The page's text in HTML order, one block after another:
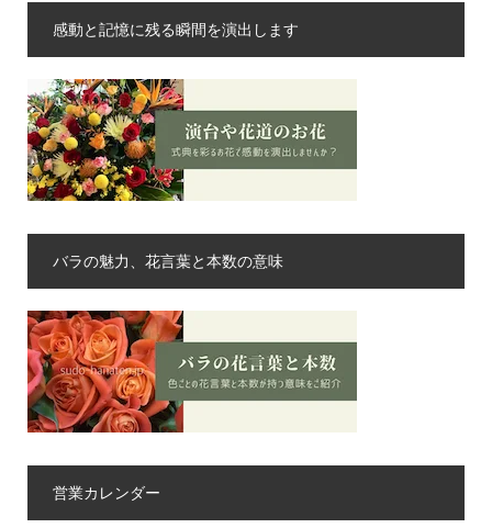
感動と記憶に残る瞬間を演出します
バラの魅力、花言葉と本数の意味
営業カレンダー